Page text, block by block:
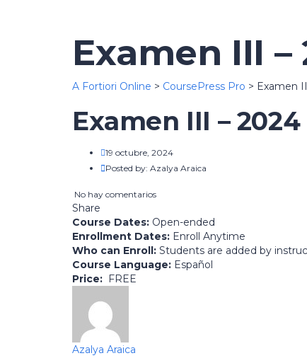
Examen III –
A Fortiori Online > CoursePress Pro > Examen
Examen III – 2024
19 octubre, 2024
Posted by: Azalya Araica
No hay comentarios
Share
Course Dates: Open-ended
Enrollment Dates: Enroll Anytime
Who can Enroll: Students are added by
Course Language: Español
Price: FREE
Azalya Araica